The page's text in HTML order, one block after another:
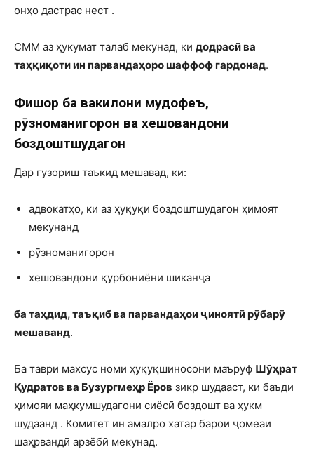
онҳо дастрас нест .
СММ аз ҳукумат талаб мекунад, ки додрасӣ ва
таҳқиқоти ин парвандаҳоро шаффоф гардонад.
Фишор ба вакилони мудофеъ,
рӯзноманигорон ва хешовандони
боздоштшудагон
Дар гузориш таъкид мешавад, ки:
адвокатҳо, ки аз ҳуқуқи боздоштшудагон ҳимоят
мекунанд
рӯзноманигорон
хешовандони қурбониёни шиканҷа
ба таҳдид, таъқиб ва парвандаҳои ҷиноятӣ рӯбарӯ
мешаванд.
Ба таври махсус номи ҳуқуқшиносони маъруф Шӯҳрат
Қудратов ва Бузургмеҳр Ёров зикр шудааст, ки баъди
ҳимояи маҳкумшудагони сиёсӣ боздошт ва ҳукм
шудаанд . Комитет ин амалро хатар барои ҷомеаи
шаҳрвандӣ арзёбӣ мекунад.